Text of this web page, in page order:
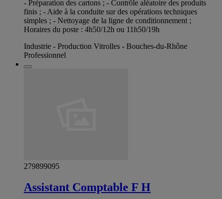
- Préparation des cartons ; - Contrôle aléatoire des produits
finis ; - Aide à la conduite sur des opérations techniques
simples ; - Nettoyage de la ligne de conditionnement ;
Horaires du poste : 4h50/12h ou 11h50/19h
Industrie - Production Vitrolles - Bouches-du-Rhône
Professionnel
279899095
Assistant Comptable F H